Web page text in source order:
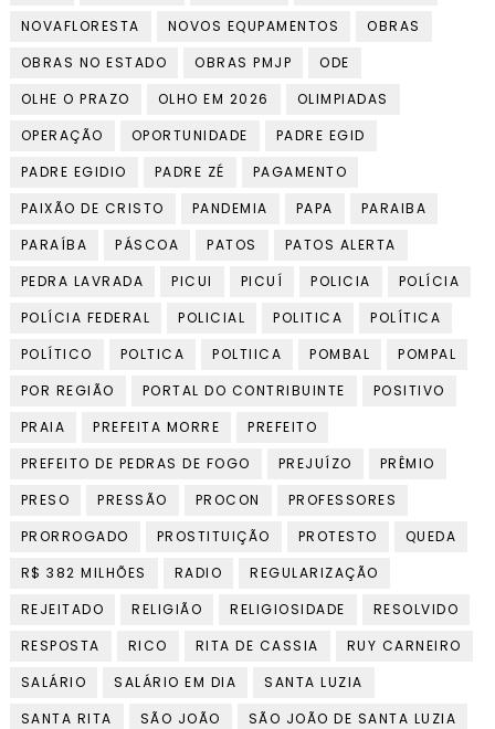
NOVAFLORESTA
NOVOS EQUPAMENTOS
OBRAS
OBRAS NO ESTADO
OBRAS PMJP
ODE
OLHE O PRAZO
OLHO EM 2026
OLIMPIADAS
OPERAÇÃO
OPORTUNIDADE
PADRE EGID
PADRE EGIDIO
PADRE ZÉ
PAGAMENTO
PAIXÃO DE CRISTO
PANDEMIA PAPA
PARAIBA
PARAÍBA
PÁSCOA PATOS
PATOS ALERTA
PEDRA LAVRADA
PICUI PICUÍ POLICIA
POLÍCIA
POLÍCIA FEDERAL
POLICIAL POLITICA
POLÍTICA
POLÍTICO
POLTICA POLTIICA POMBAL
POMPAL
POR REGIÃO
PORTAL DO CONTRIBUINTE
POSITIVO
PRAIA
PREFEITA MORRE
PREFEITO
PREFEITO DE PEDRAS DE FOGO
PREJUÍZO
PRÊMIO
PRESO
PRESSÃO PROCON
PROFESSORES
PRORROGADO
PROSTITUIÇÃO PROTESTO
QUEDA
R$ 382 MILHÕES
RADIO
REGULARIZAÇÃO
REJEITADO
RELIGIÃO RELIGIOSIDADE
RESOLVIDO
RESPOSTA
RICO RITA DE CASSIA
RUY CARNEIRO
SALÁRIO
SALÁRIO EM DIA
SANTA LUZIA
SANTA RITA
SÃO JOÃO
SÃO JOÃO DE SANTA LUZIA